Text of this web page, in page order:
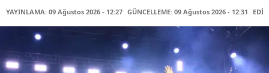
YAYINLAMA: 09 Ağustos 2026 - 12:27 GÜNCELLEME: 09 Ağustos 2026 - 12:31